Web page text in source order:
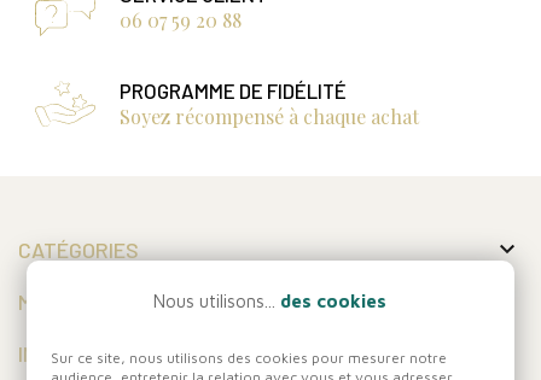
06 07 59 20 88
PROGRAMME DE FIDÉLITÉ
Soyez récompensé à chaque achat
CATÉGORIES 
MON COMPTE
INFORMATIONS
Nous utilisons... des cookies
Sur ce site, nous utilisons des cookies pour mesurer notre